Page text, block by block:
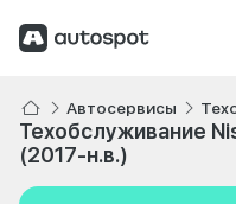
Автосервисы
Техобслуживание
(2017-н.в.)